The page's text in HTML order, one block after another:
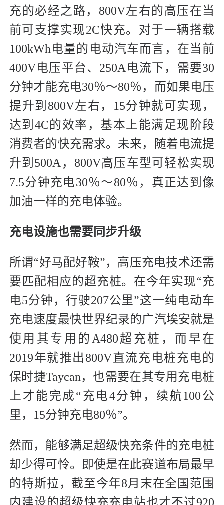
充的必经之路，800V左右的高压在当
前可支撑实现2C快充。对于一辆搭载
100kWh电量的电动汽车而言，在当前
400V电压平台、250A电流下，需要30
分钟才能充电30％～80％，而如果电压
提升到800V左右，15分钟就可实现，
达到4C的效率，基本上能满足现阶段
消费者的快充需求。未来，随着电流提
升到500A，800V高压车型可轻松实现
7.5分钟充电30％～80％，真正达到像
加油一样的充电体验。
充电设施也需要同步升级
所谓“好马配好鞍”，高压充电技术还需
要匹配相应的超充桩。在今年实现“充
电5分钟，行驶207公里”这一纯电动车
充电速度最快世界纪录的广汽埃安就是
使用其专用的A480超充桩，而早在
2019年就推出800V直流充电桩充电的
保时捷Taycan，也需要在其专用充电桩
上才能完成“充电4分钟，续航100公
里，15分钟充电80％”。
然而，能够满足超级快充条件的充电桩
却少得可怜。即使是在此赛道布局最早
的特斯拉，截至今年8月末在全国范围